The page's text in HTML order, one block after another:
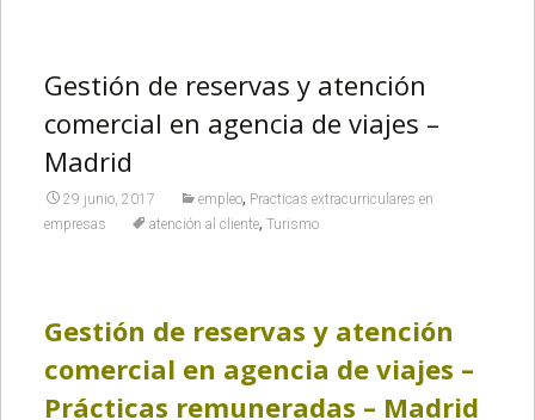
Gestión de reservas y atención
comercial en agencia de viajes –
Madrid
29 junio, 2017 empleo, Practicas extracurriculares en
empresas
atención al cliente, Turismo
Gestión de reservas y atención
comercial en agencia de viajes –
Prácticas remuneradas – Madrid